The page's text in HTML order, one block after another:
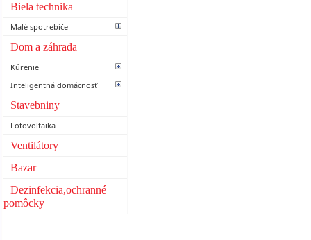
Biela technika
Malé spotrebiče
Dom a záhrada
Kúrenie
Inteligentná domácnosť
Stavebniny
Fotovoltaika
Ventilátory
Bazar
Dezinfekcia,ochranné
pomôcky